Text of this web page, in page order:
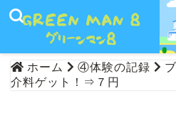
ホーム ④体験の記録
介料ゲット！⇒７円